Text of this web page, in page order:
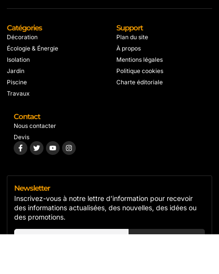
Catégories
Décoration
Écologie & Énergie
Isolation
Jardin
Piscine
Travaux
Support
Plan du site
À propos
Mentions légales
Politique cookies
Charte éditoriale
Contact
Nous contacter
Devis
Newsletter
Inscrivez-vous à notre lettre d’information pour recevoir
des informations actualisées, des nouvelles, des idées ou
des promotions.